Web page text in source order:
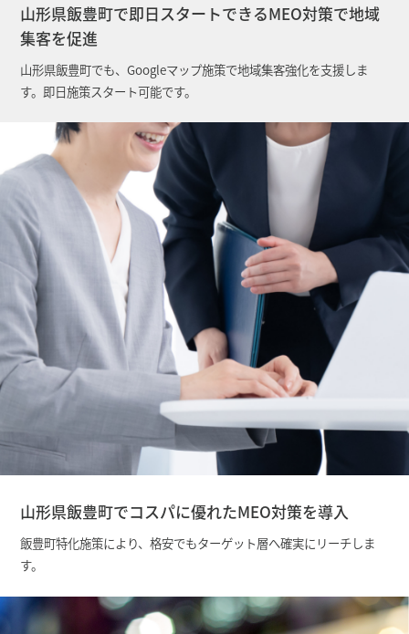
山形県飯豊町で即日スタートできるMEO対策で地域
集客を促進
山形県飯豊町でも、Googleマップ施策で地域集客強化を支援しま
す。即日施策スタート可能です。
山形県飯豊町でコスパに優れたMEO対策を導入
飯豊町特化施策により、格安でもターゲット層へ確実にリーチしま
す。